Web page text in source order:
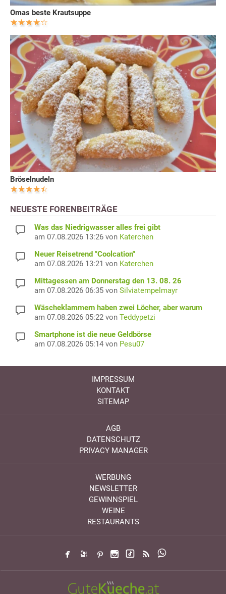
Omas beste Krautsuppe
Bröselnudeln
NEUESTE FORENBEITRÄGE
Was das Niedrigwasser alles frei gibt
am 07.08.2026 13:26 von Katerchen
Neuer Reisetrend "Coolcation"
am 07.08.2026 13:21 von Katerchen
Mittagessen am Donnerstag den 13. 08. 26
am 07.08.2026 06:35 von Silviatempelmayr
Wäscheklammern haben zwei Löcher, aber warum
am 07.08.2026 05:22 von Teddypetzi
Smartphone ist die neue Geldbörse
am 07.08.2026 05:14 von Pesu07
IMPRESSUM
KONTAKT
SITEMAP
AGB
DATENSCHUTZ
PRIVACY MANAGER
WERBUNG
NEWSLETTER
GEWINNSPIEL
WEINE
RESTAURANTS